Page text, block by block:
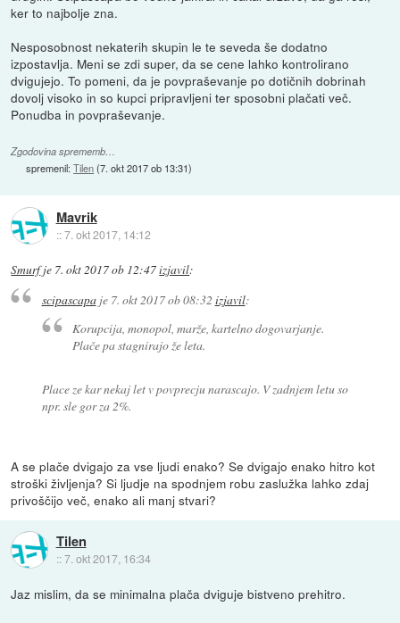
ker to najbolje zna.
Nesposobnost nekaterih skupin le te seveda še dodatno
izpostavlja. Meni se zdi super, da se cene lahko kontrolirano
dvigujejo. To pomeni, da je povpraševanje po dotičnih dobrinah
dovolj visoko in so kupci pripravljeni ter sposobni plačati več.
Ponudba in povpraševanje.
Zgodovina sprememb…
spremenil:Tilen(7. okt 2017 ob 13:31)
Mavrik
::7. okt 2017, 14:12
Smurfje 7. okt 2017 ob 12:47izjavil:
scipascapaje 7. okt 2017 ob 08:32 izjavil:
Korupcija, monopol, marže, kartelno dogovarjanje.
Plače pa stagnirajo že leta.
Place ze kar nekaj let v povprecju narascajo. V zadnjem letu so
npr. sle gor za 2%.
A se plače dvigajo za vse ljudi enako? Se dvigajo enako hitro kot
stroški življenja? Si ljudje na spodnjem robu zaslužka lahko zdaj
privoščijo več, enako ali manj stvari?
Tilen
::7. okt 2017, 16:34
Jaz mislim, da se minimalna plača dviguje bistveno prehitro.